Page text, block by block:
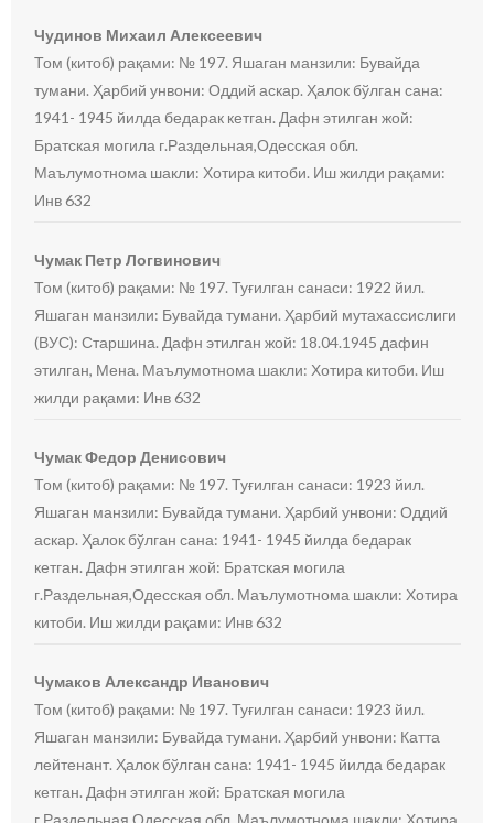
Чудинов Михаил Алексеевич
Том (китоб) рақами: № 197. Яшаган манзили: Бувайда
тумани. Ҳарбий унвони: Оддий аскар. Ҳалок бўлган сана:
1941- 1945 йилда бедарак кетган. Дафн этилган жой:
Братская могила г.Раздельная,Одесская обл.
Маълумотнома шакли: Хотира китоби. Иш жилди рақами:
Инв 632
Чумак Петр Логвинович
Том (китоб) рақами: № 197. Туғилган санаси: 1922 йил.
Яшаган манзили: Бувайда тумани. Ҳарбий мутахассислиги
(ВУС): Старшина. Дафн этилган жой: 18.04.1945 дафин
этилган, Мена. Маълумотнома шакли: Хотира китоби. Иш
жилди рақами: Инв 632
Чумак Федор Денисович
Том (китоб) рақами: № 197. Туғилган санаси: 1923 йил.
Яшаган манзили: Бувайда тумани. Ҳарбий унвони: Оддий
аскар. Ҳалок бўлган сана: 1941- 1945 йилда бедарак
кетган. Дафн этилган жой: Братская могила
г.Раздельная,Одесская обл. Маълумотнома шакли: Хотира
китоби. Иш жилди рақами: Инв 632
Чумаков Александр Иванович
Том (китоб) рақами: № 197. Туғилган санаси: 1923 йил.
Яшаган манзили: Бувайда тумани. Ҳарбий унвони: Катта
лейтенант. Ҳалок бўлган сана: 1941- 1945 йилда бедарак
кетган. Дафн этилган жой: Братская могила
г.Раздельная,Одесская обл. Маълумотнома шакли: Хотира